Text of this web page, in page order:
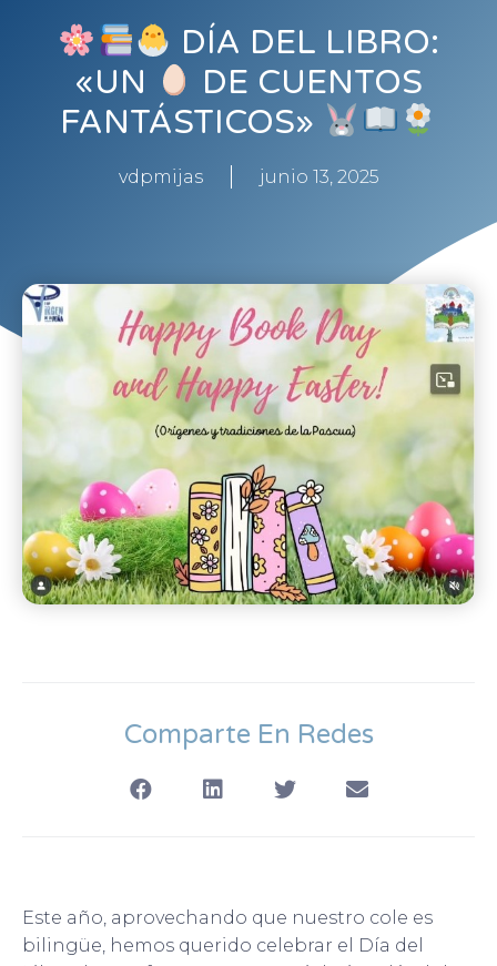
DÍA DEL LIBRO:
«UN
DE CUENTOS
FANTÁSTICOS»
vdpmijas junio 13, 2025
Comparte En Redes
Este año, aprovechando que nuestro cole es
bilingüe, hemos querido celebrar el Día del